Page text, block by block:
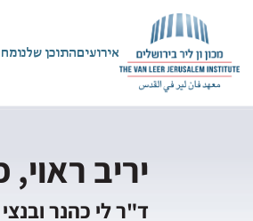
אירועיםהתוכן שלנו
יריב ראוי, פרק 1:
ד"ר לי כהנר